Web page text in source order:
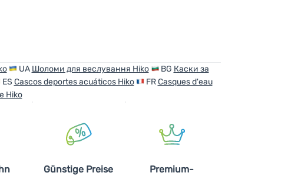
UA Шоломи для веслування Hiko BG Каски за
ES Cascos deportes acuáticos Hiko FRCasques d'eau
Hiko
Günstige Preise
Premium-